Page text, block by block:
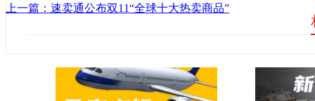
上一篇：速卖通公布双11“全球十大热卖商品”